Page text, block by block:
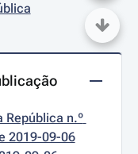
República n.º
2019-09-06